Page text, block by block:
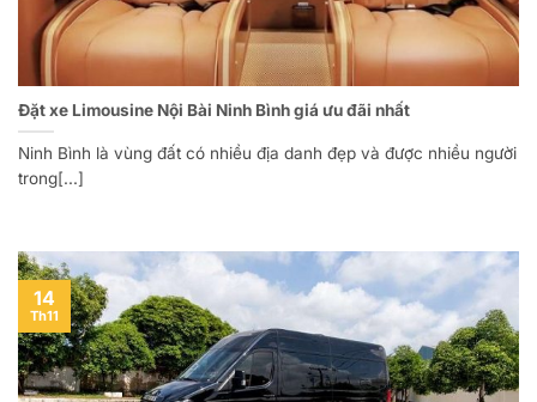
Đặt xe Limousine Nội Bài Ninh Bình giá ưu đãi nhất
Ninh Bình là vùng đất có nhiều địa danh đẹp và được nhiều người
trong[...]
14
Th11